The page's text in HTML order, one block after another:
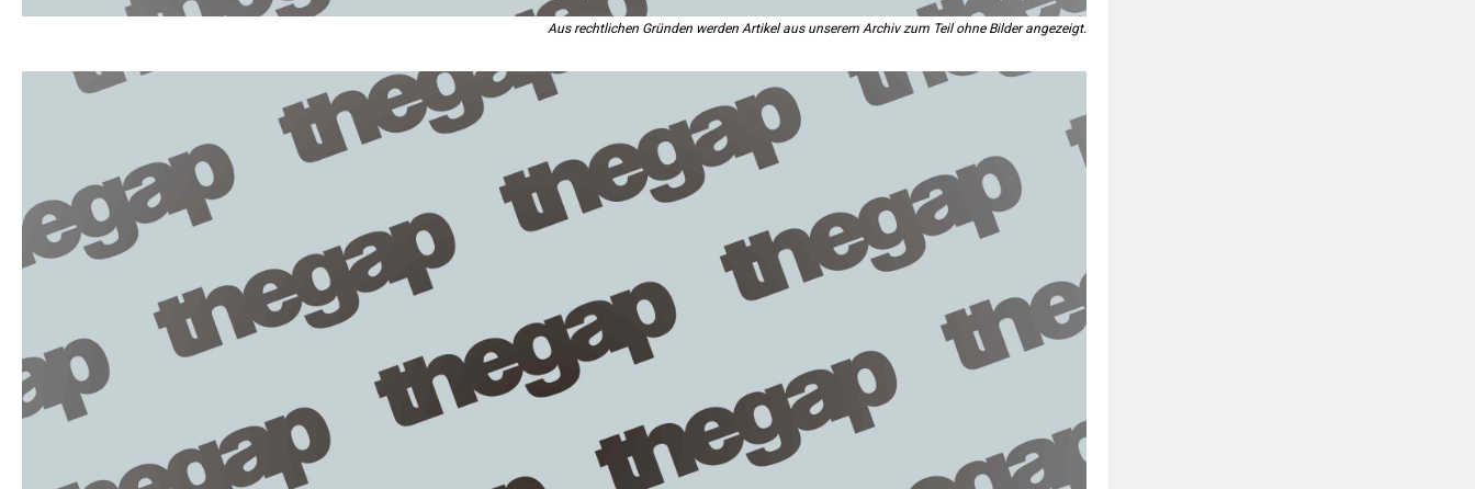
Aus rechtlichen Gründen werden Artikel aus unserem Archiv zum Teil ohne Bilder angezeigt.